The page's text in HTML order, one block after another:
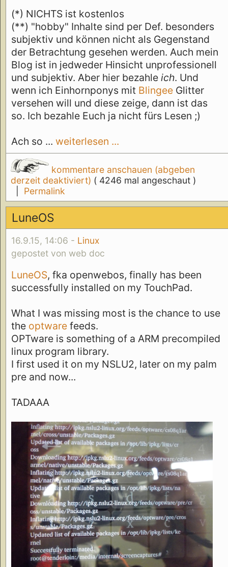
(*) NICHTS ist kostenlos
(**) "hobby" Inhalte sind per Def. besonders
subjektiv und können nicht als Gegenstand
der Betrachtung gesehen werden. Auch mein
Blog ist in jedweder Hinsicht unprofessionell
und subjektiv. Aber hier bezahle ich. Und
wenn ich Einhornponys mit Blingee Glitter
versehen will und diese zeige, dann ist das
so. Ich bezahle Euch ja nicht fürs Lesen ;)
Ach so ... weiterlesen ...
kommentare anschauen (abgeben
derzeit deaktiviert) ( 4246 mal angeschaut )
Permalink
LuneOS
16.9.15, 14:06 - Linux
gepostet von web doc
LuneOS, fka openwebos, finally has been
successfully installed on my TouchPad.
What I was missing most is the chance to use
the optware feeds.
OPTware is something of a ARM precompiled
linux program library.
I first used it on my NSLU2, later on my palm
pre and now...
TADAAA